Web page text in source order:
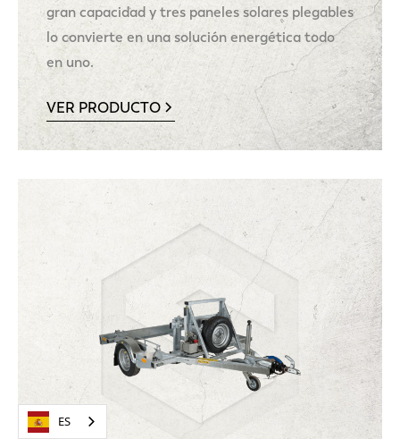
gran capacidad y tres paneles solares plegables
lo convierte en una solución energética todo
en uno.
VER PRODUCTO
ES